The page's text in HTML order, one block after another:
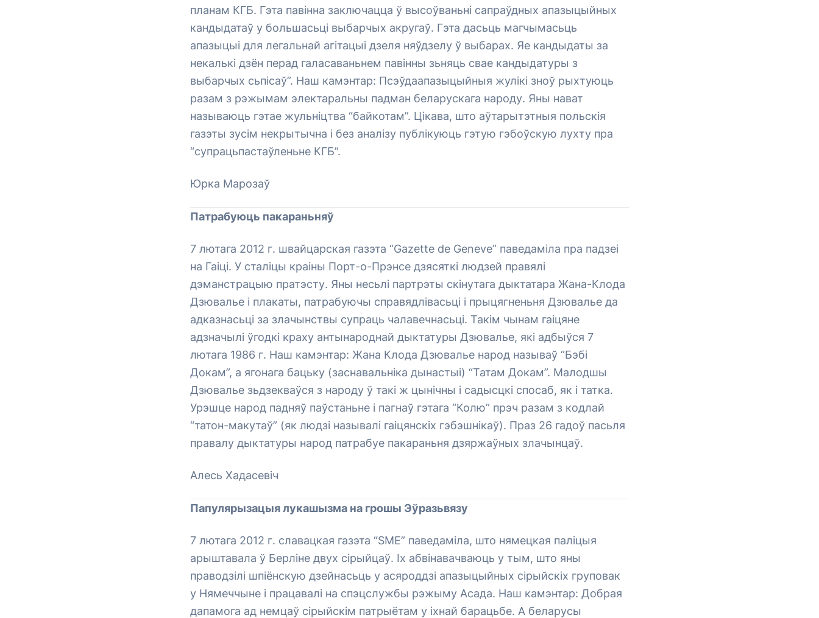
планам КГБ. Гэта павінна заключацца ў высоўваньні сапраўдных апазыцыйных
кандыдатаў у большасьці выбарчых акругаў. Гэта дасьць магчымасьць
апазыцыі для легальнай агітацыі дзеля няўдзелу ў выбарах. Яе кандыдаты за
некалькі дзён перад галасаваньнем павінны зьняць свае кандыдатуры з
выбарчых сьпісаў”. Наш камэнтар: Псэўдаапазыцыйныя жулікі зноў рыхтуюць
разам з рэжымам электаральны падман беларускага народу. Яны нават
называюць гэтае жульніцтва “байкотам”. Цікава, што аўтарытэтныя польскія
газэты зусім некрытычна і без аналізу публікуюць гэтую гэбоўскую лухту пра
“супрацьпастаўленьне КГБ”.
Юрка Марозаў
Патрабуюць пакараньняў
7 лютага 2012 г. швайцарская газэта “Gazette de Geneve” паведаміла пра падзеі
на Гаіці. У сталіцы краіны Порт-о-Прэнсе дзясяткі людзей правялі
дэманстрацыю пратэсту. Яны несьлі партрэты скінутага дыктатара Жана-Клода
Дзювалье і плакаты, патрабуючы справядлівасьці і прыцягненьня Дзювалье да
адказнасьці за злачынствы супраць чалавечнасьці. Такім чынам гаіцяне
адзначылі ўгодкі краху антынароднай дыктатуры Дзювалье, які адбыўся 7
лютага 1986 г. Наш камэнтар: Жана Клода Дзювалье народ называў “Бэбі
Докам”, а ягонага бацьку (заснавальніка дынастыі) “Татам Докам”. Малодшы
Дзювалье зьдзекваўся з народу ў такі ж цынічны і садысцкі спосаб, як і татка.
Урэшце народ падняў паўстаньне і пагнаў гэтага “Колю” прэч разам з кодлай
“татон-макутаў” (як людзі называлі гаіцянскіх гэбэшнікаў). Праз 26 гадоў пасьля
правалу дыктатуры народ патрабуе пакараньня дзяржаўных злачынцаў.
Алесь Хадасевіч
Папулярызацыя лукашызма на грошы Эўразьвязу
7 лютага 2012 г. славацкая газэта “SME” паведаміла, што нямецкая паліцыя
арыштавала ў Берліне двух сірыйцаў. Іх абвінавачваюць у тым, што яны
праводзілі шпіёнскую дзейнасьць у асяроддзі апазыцыйных сірыйскіх груповак
у Нямеччыне і працавалі на спэцслужбы рэжыму Асада. Наш камэнтар: Добрая
дапамога ад немцаў сірыйскім патрыётам у іхнай барацьбе. А беларусы